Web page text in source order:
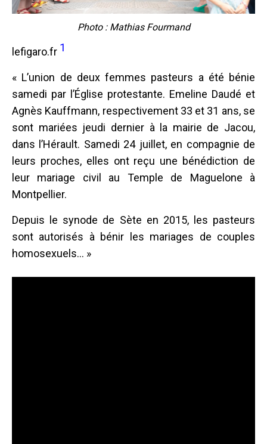
Photo : Mathias Fourmand
lefigaro.fr 1
« L’union de deux femmes pasteurs a été bénie
samedi par l’Église protestante. Emeline Daudé et
Agnès Kauffmann, respectivement 33 et 31 ans, se
sont mariées jeudi dernier à la mairie de Jacou,
dans l’Hérault. Samedi 24 juillet, en compagnie de
leurs proches, elles ont reçu une bénédiction de
leur mariage civil au Temple de Maguelone à
Montpellier.
Depuis le synode de Sète en 2015, les pasteurs
sont autorisés à bénir les mariages de couples
homosexuels… »